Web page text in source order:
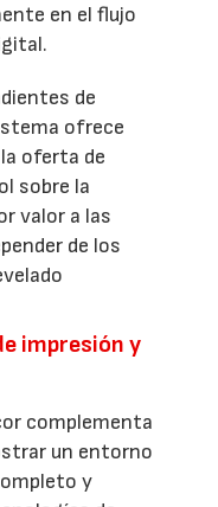
en el flujo
de
ofrece
oferta de
sobre la
valor a las
de los
impresión y
complementa
un entorno
y